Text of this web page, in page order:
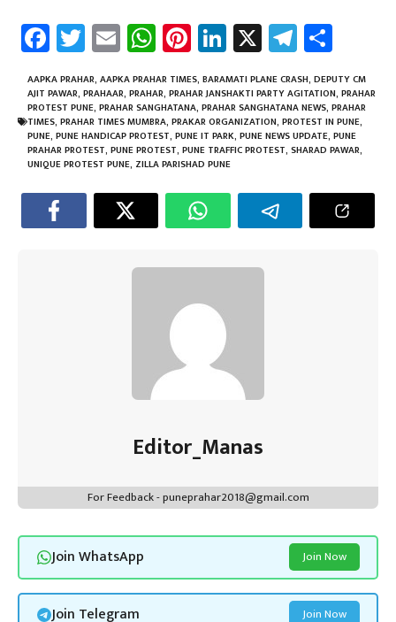
Fa
ce
b
o
ok
T
wi
tt
er
E
m
ail
W
h
at
sA
p
p
Pi
nt
er
es
t
Li
nk
e
dI
n
X Te
le
gr
a
m
ar
e
AAPKA PRAHAR, AAPKA PRAHAR TIMES, BARAMATI PLANE CRASH, DEPUTY CM
AJIT PAWAR, PRAHAAR, PRAHAR, PRAHAR JANSHAKTI PARTY AGITATION, PRAHAR
PROTEST PUNE, PRAHAR SANGHATANA, PRAHAR SANGHATANA NEWS, PRAHAR
TIMES, PRAHAR TIMES MUMBRA, PRAKAR ORGANIZATION, PROTEST IN PUNE,
PUNE, PUNE HANDICAP PROTEST, PUNE IT PARK, PUNE NEWS UPDATE, PUNE
PRAHAR PROTEST, PUNE PROTEST, PUNE TRAFFIC PROTEST, SHARAD PAWAR,
UNIQUE PROTEST PUNE, ZILLA PARISHAD PUNE
Editor_Manas
For Feedback - puneprahar2018@gmail.com
Join WhatsApp Join Now
Join Telegram Join Now